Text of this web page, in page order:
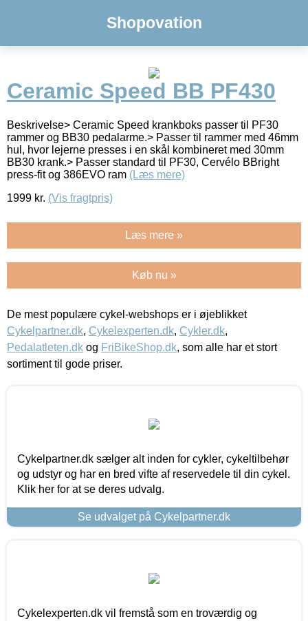
Shopovation
Ceramic Speed BB PF430
Beskrivelse> Ceramic Speed krankboks passer til PF30
rammer og BB30 pedalarme.> Passer til rammer med 46mm
hul, hvor lejerne presses i en skål kombineret med 30mm
BB30 krank.> Passer standard til PF30, Cervélo BBright
press-fit og 386EVO ram (Læs mere)
1999 kr. (Vis fragtpris)
Læs mere »
Køb nu »
De mest populære cykel-webshops er i øjeblikket
Cykelpartner.dk, Cykelexperten.dk, Cykler.dk,
Pedalatleten.dk og FriBikeShop.dk, som alle har et stort
sortiment til gode priser.
Cykelpartner.dk sælger alt inden for cykler, cykeltilbehør
og udstyr og har en bred vifte af reservedele til din cykel.
Klik her for at se deres udvalg.
Se udvalget på Cykelpartner.dk
Cykelexperten.dk vil fremstå som en troværdig og